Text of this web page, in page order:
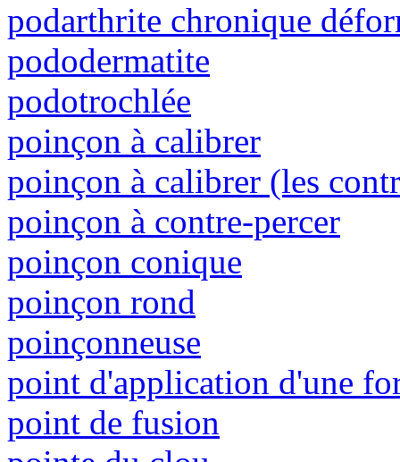
podarthrite chronique
pododermatite
podotrochlée
poinçon à calibrer
poinçon à calibrer (les
poinçon à contre-percer
poinçon conique
poinçon rond
poinçonneuse
point d'application d'une
point de fusion